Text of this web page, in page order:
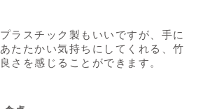
ラスチック製もいいですが、手に
たたかい気持ちにしてくれる、竹
さを感じることができます。